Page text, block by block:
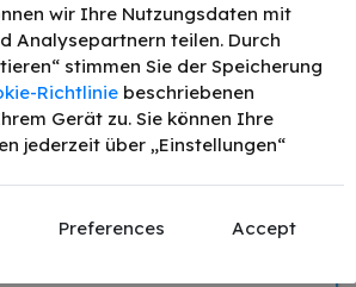
Tinte
39,90 € – +
für
Tinte
39,90 € – +
für
wir Ihre Nutzungsdaten mit
Analysepartnern teilen. Durch
stimmen Sie der Speicherung
Richtlinie beschriebenen
Gerät zu. Sie können Ihre
jederzeit über „Einstellungen“
Preferences Accept